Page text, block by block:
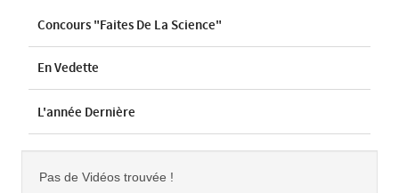
Concours "Faites De La Science"
En Vedette
L'année Dernière
Pas de Vidéos trouvée !